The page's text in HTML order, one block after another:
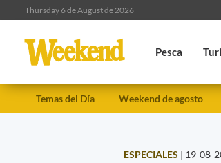
Thursday 6 de August de 2026
Pesca
Temas del Día Weekend de agosto
ESPECIALES | 19-08-